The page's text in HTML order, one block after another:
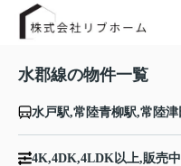
水郡線の物件一覧
4K,4DK,4LDK以上,販売中